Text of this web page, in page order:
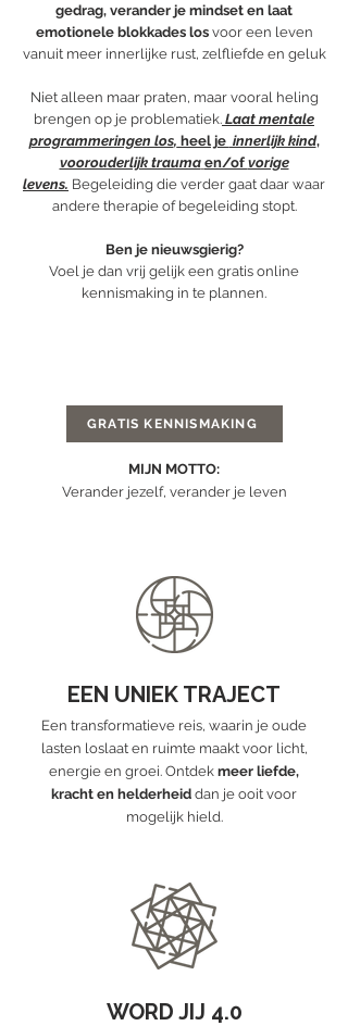
gedrag, verander je mindset en laat
emotionele blokkades losvoor een leven
vanuit meer innerlijke rust, zelfliefde en geluk
Niet alleen maar praten, maar vooral heling
brengen op je problematiek. Laat mentale
programmeringen los, heel je innerlijk kind,
voorouderlijk trauma en/of vorige
levens. Begeleiding die verder gaat daar waar
andere therapie of begeleiding stopt.
Ben je nieuwsgierig?
Voel je dan vrij gelijk een gratis online
kennismaking in te plannen.
GRATIS KENNISMAKING
MIJN MOTTO:
Verander jezelf, verander je leven
EEN UNIEK TRAJECT
Een transformatieve reis, waarin je oude
lasten loslaat en ruimte maakt voor licht,
energie en groei. Ontdek meer liefde,
kracht en helderheid dan je ooit voor
mogelijk hield.
WORD JIJ 4.0